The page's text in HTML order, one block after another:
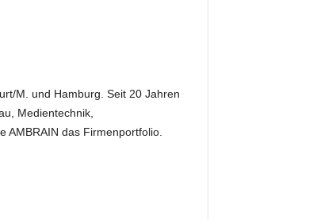
M. und Hamburg. Seit 20 Jahren
Medientechnik,
AMBRAIN das Firmenportfolio.